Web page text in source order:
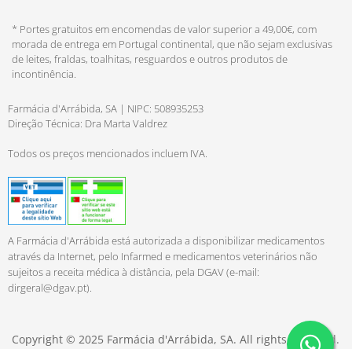
* Portes gratuitos em encomendas de valor superior a 49,00€, com
morada de entrega em Portugal continental, que não sejam exclusivas
de leites, fraldas, toalhitas, resguardos e outros produtos de
incontinência.
Farmácia d'Arrábida, SA | NIPC: 508935253
Direção Técnica: Dra Marta Valdrez
Todos os preços mencionados incluem IVA.
A Farmácia d'Arrábida está autorizada a disponibilizar medicamentos
através da Internet, pelo Infarmed e medicamentos veterinários não
sujeitos a receita médica à distância, pela DGAV (e-mail:
dirgeral@dgav.pt).
Copyright © 2025 Farmácia d'Arrábida, SA. All rights reserved.